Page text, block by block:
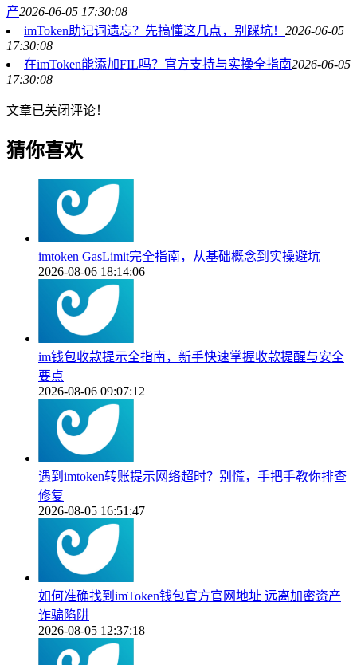
产2026-06-05 17:30:08
imToken助记词遗忘？先搞懂这几点，别踩坑！ 2026-06-05
17:30:08
在imToken能添加FIL吗？官方支持与实操全指南2026-06-05
17:30:08
文章已关闭评论！
猜你喜欢
imtoken GasLimit完全指南，从基础概念到实操避坑
2026-08-06 18:14:06
im钱包收款提示全指南，新手快速掌握收款提醒与安全
要点
2026-08-06 09:07:12
遇到imtoken转账提示网络超时？别慌，手把手教你排查
修复
2026-08-05 16:51:47
如何准确找到imToken钱包官方官网地址 远离加密资产
诈骗陷阱
2026-08-05 12:37:18